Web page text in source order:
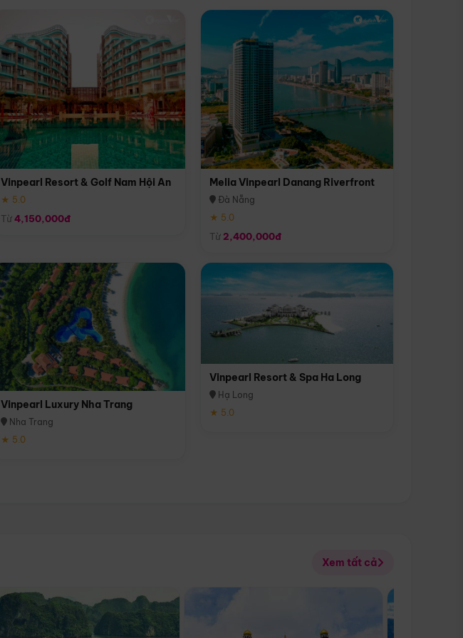
Vinpearl Resort & Golf Nam Hội An
★ 5.0
Từ4,150,000đ
Melia Vinpearl Danang Riverfront
Đà Nẵng
★ 5.0
Từ 2,400,000đ
Vinpearl Luxury Nha Trang
Nha Trang
★ 5.0
Vinpearl Resort & Spa Ha Long
Hạ Long
★ 5.0
Xem tất cả